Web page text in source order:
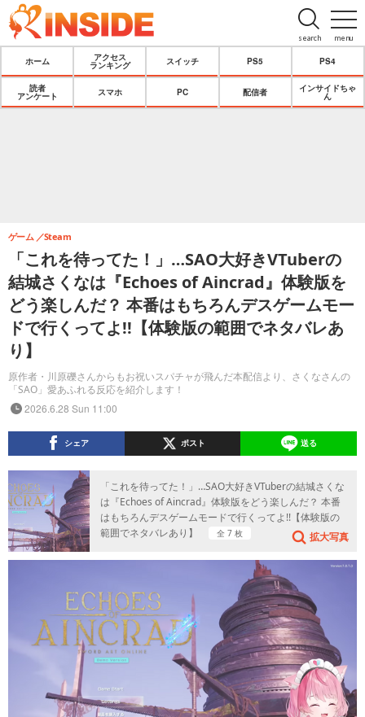
menu
search
ホーム
アクセス
ランキング
スイッチ PS5 PS4
読者
アンケート
スマホ PC 配信者
インサイドちゃ
ん
「これを待ってた！」…SAO大好きVTuberの
結城さくなは『Echoes of Aincrad』体験版を
どう楽しんだ？ 本番はもちろんデスゲームモー
ドで行くってよ!!【体験版の範囲でネタバレあ
り】
原作者・川原礫さんからもお祝いスパチャが飛んだ本配信より、さくなさんの
「SAO」愛あふれる反応を紹介します！
ゲーム Steam
2026.6.28 Sun 11:00
シェア ポスト 送る
「これを待ってた！」…SAO大好きVTuberの結城さくな
は『Echoes of Aincrad』体験版をどう楽しんだ？ 本番
はもちろんデスゲームモードで行くってよ!!【体験版の
範囲でネタバレあり】
全 7 枚 拡大写真